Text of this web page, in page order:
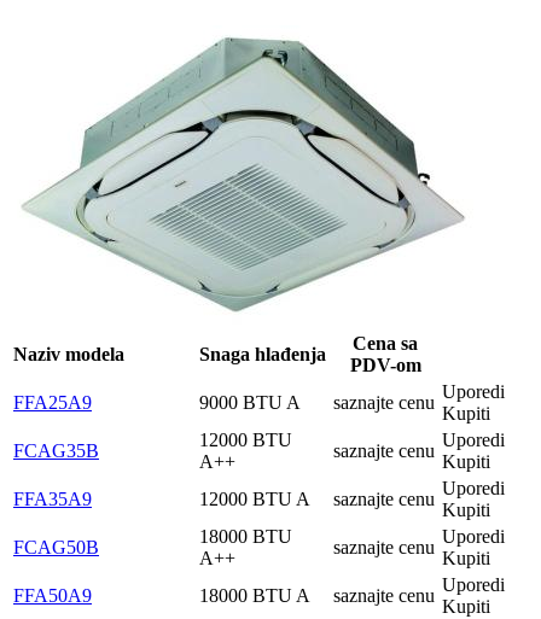
Naziv modela Snaga hlađenja
Cena sa
PDV-om
FFA25A9
9000 BTU A saznajte cenu
Uporedi
Kupiti
FCAG35B
12000 BTU
A++
saznajte cenu
Uporedi
Kupiti
FFA35A9
12000 BTU A saznajte cenu
Uporedi
Kupiti
FCAG50B
18000 BTU
A++
saznajte cenu
Uporedi
Kupiti
FFA50A9
18000 BTU A saznajte cenu
Uporedi
Kupiti